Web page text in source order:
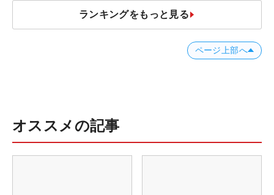
ランキングをもっと見る
ページ上部へ
オススメの記事